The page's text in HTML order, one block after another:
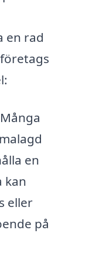
en rad
Många
en
kan
eller
på